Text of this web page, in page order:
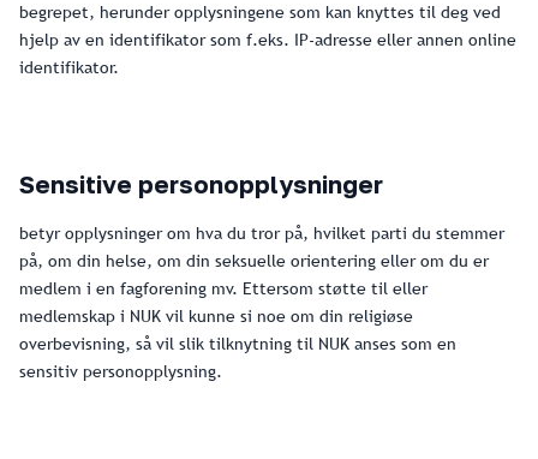
begrepet, herunder opplysningene som kan knyttes til deg ved
hjelp av en identifikator som f.eks. IP-adresse eller annen online
identifikator.
Sensitive personopplysninger
betyr opplysninger om hva du tror på, hvilket parti du stemmer
på, om din helse, om din seksuelle orientering eller om du er
medlem i en fagforening mv. Ettersom støtte til eller
medlemskap i NUK vil kunne si noe om din religiøse
overbevisning, så vil slik tilknytning til NUK anses som en
sensitiv personopplysning.